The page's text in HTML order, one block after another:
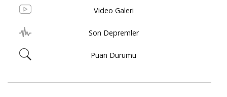
Video Galeri
Son Depremler
Puan Durumu